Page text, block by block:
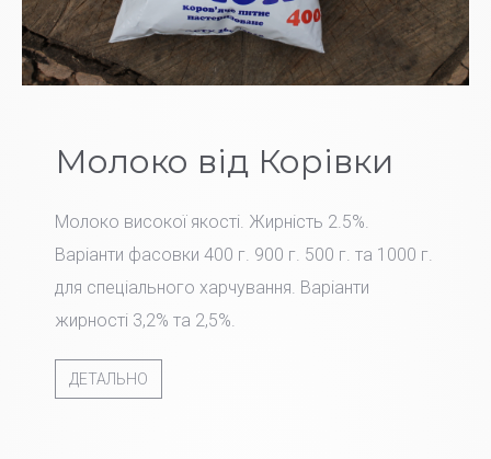
Молоко від Корівки
Молоко високої якості. Жирність 2.5%.
Варіанти фасовки 400 г. 900 г. 500 г. та 1000 г.
для спеціального харчування. Варіанти
жирності 3,2% та 2,5%.
ДЕТАЛЬНО